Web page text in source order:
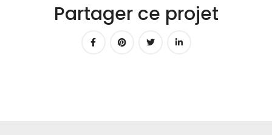
Partager ce projet